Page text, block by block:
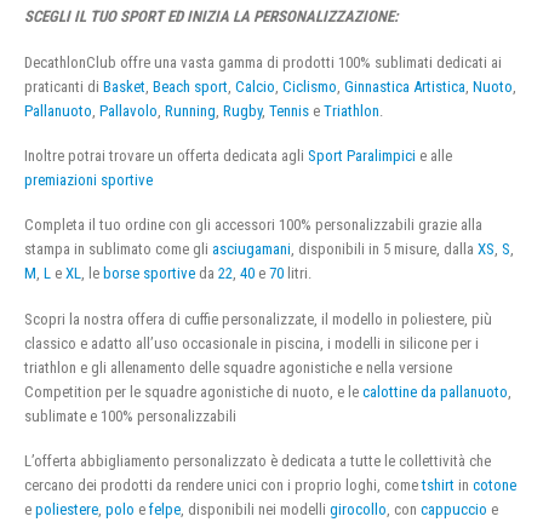
SCEGLI IL TUO SPORT ED INIZIA LA PERSONALIZZAZIONE:
DecathlonClub offre una vasta gamma di prodotti 100% sublimati dedicati ai
praticanti di Basket Beach sport Calcio Ciclismo Ginnastica Artistica Nuoto
Pallanuoto Pallavolo Running Rugby, Tennis e Triathlon
Inoltre potrai trovare un offerta dedicata agli Sport Paralimpici e alle
premiazioni sportive
Completa il tuo ordine con gli accessori 100% personalizzabili grazie alla
stampa in sublimato come gli asciugamani, disponibili in 5 misure, dalla XS, S,
M, L e XL, le borse sportive da 22, 40 e 70 litri.
Scopri la nostra offera di cuffie personalizzate, il modello in poliestere, più
classico e adatto all’uso occasionale in piscina, i modelli in silicone per i
triathlon e gli allenamento delle squadre agonistiche e nella versione
Competition per le squadre agonistiche di nuoto, e le calottine da pallanuoto
sublimate e 100% personalizzabili
L’offerta abbigliamento personalizzato è dedicata a tutte le collettività che
cercano dei prodotti da rendere unici con i proprio loghi, cometshirt in cotone
e poliestere polo e felpe , disponibili nei modelli girocollo , con cappuccio e